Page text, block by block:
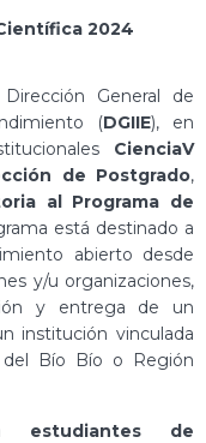
2024
General de
(DGIIE), en
CienciaV
de Postgrado,
al Programa de
está destinado a
abierto desde
y/u organizaciones,
y entrega de un
institución vinculada
del Bío Bío o Región
estudiantes de